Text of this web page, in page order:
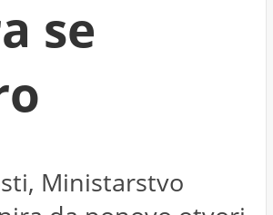
se
Ministarstvo